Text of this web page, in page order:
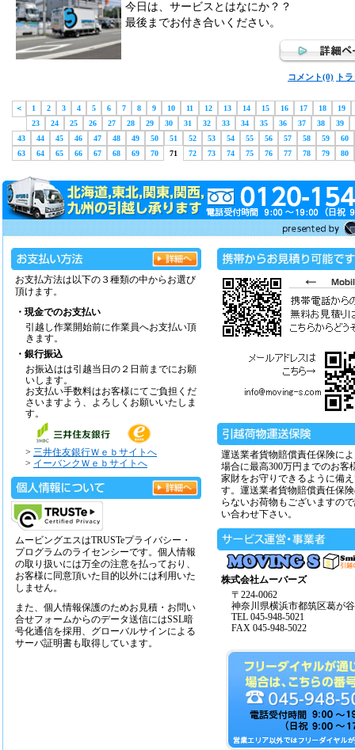
今日は、サービスとはなにか？？
最後までお付き合いください。
コメント(0) ト
＜ 1 2 3 4 5 6 7 8 9 10 11 12 13 14 15 16 17 18 19
23
24 25 26 27 28 29 30 31 32 33 34 35 36 37 38 39
43
44 45 46 47 48 49 50 51 52 53 54 55 56 57 58 59
60
63
64 65 66 67 68 69 70 71 72 73 74 75 76 77 78 79 80
お支払方法は以下の３種類の中からお選び
頂けます。
・現金でのお支払い
引越し作業開始前に作業員へお支払い頂
きます。
・銀行振込
お振込はは引越当日の２日前までにお願
いします。
お支払い手数料はお客様にてご負担くだ
さいますよう、よろしくお願いいたしま
す。
> 三井住友銀行Ｗｅｂサイトへ
> イーバンクＷｅｂサイトへ
ムービングエスはTRUSTeプライバシー・
プログラムのライセンシーです。個人情報
の取り扱いには万全の注意を払っており、
お客様に同意頂いた目的以外には利用いた
しません。
また、個人情報保護のためお見積・お問い
合せフォームからのデータ送信にはSSL暗
号化通信を採用、グローバルサインによる
サーバ証明書も取得しています。
運送業者貨物賠償責任保険に
場合に最高300万円までのお客
家財をお守りできるように備
す。運送業者貨物賠償責任保
らないお荷物もございますの
い合わせ下さい。
株式会社ムーバーズ
〒224-0062
神奈川県横浜市都筑区葛が
TEL 045-948-5021
FAX 045-948-5022